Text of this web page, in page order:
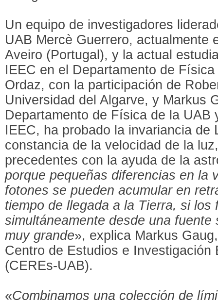
Un equipo de investigadores
UAB Mercè Guerrero, actualmente
Aveiro (Portugal), y la actual
IEEC en el Departamento de
Ordaz, con la participación de
Universidad del Algarve, y Markus
Departamento de Física de la UAB
IEEC, ha probado la invariancia de
constancia de la velocidad de la
precedentes con la ayuda de la
porque pequeñas diferencias en la
fotones se pueden acumular en
tiempo de llegada a la Tierra, si los
simultáneamente desde una
muy grande», explica Markus
Centro de Estudios e Investigación
(CEREs-UAB).
«Combinamos una colección de